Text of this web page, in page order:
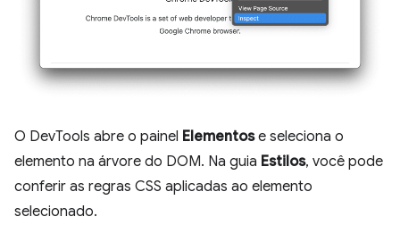
O DevTools abre o painel Elementose seleciona o
elemento na árvore do DOM. Na guia Estilos, você pode
conferir as regras CSS aplicadas ao elemento
selecionado.